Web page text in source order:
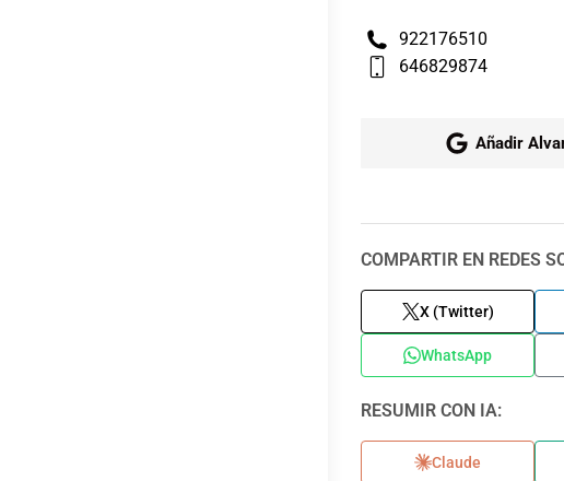
922176510
646829874
Añadir
COMPARTIR EN REDES
X (Twitter)
WhatsApp
RESUMIR CON IA:
Claude